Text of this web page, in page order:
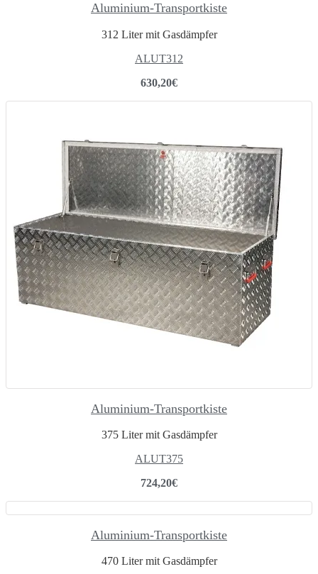
Aluminium-Transportkiste
312 Liter mit Gasdämpfer
ALUT312
630,20€
Aluminium-Transportkiste
375 Liter mit Gasdämpfer
ALUT375
724,20€
Aluminium-Transportkiste
470 Liter mit Gasdämpfer